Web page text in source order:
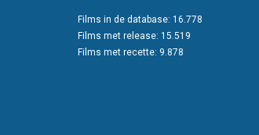
Films in de database: 16.778
Films met release: 15.519
Films met recette: 9.878